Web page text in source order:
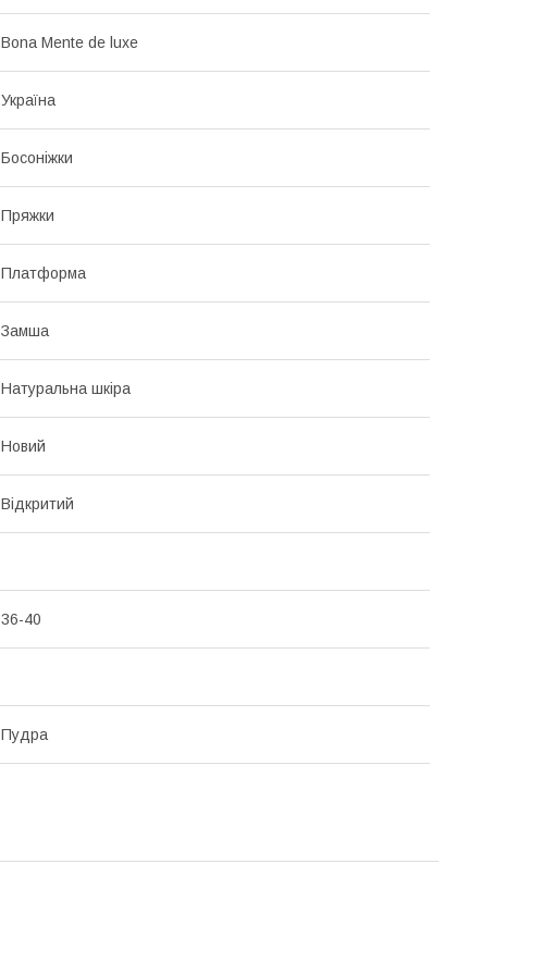
Bona Mente de luxe
Україна
Босоніжки
Пряжки
Платформа
Замша
Натуральна шкіра
Новий
Відкритий
36-40
Пудра